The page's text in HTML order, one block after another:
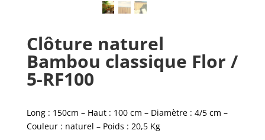
Clôture naturel
Bambou classique Flor /
5-RF100
Long : 150cm – Haut : 100 cm – Diamètre : 4/5 cm –
Couleur : naturel – Poids : 20,5 Kg